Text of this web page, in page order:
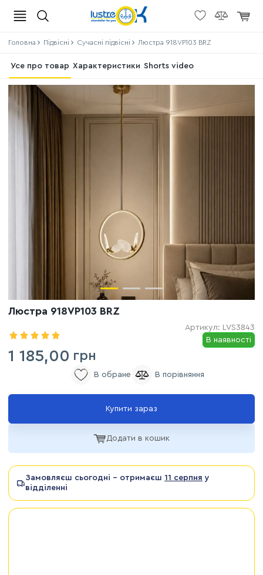
Головна Підвісні Сучасні підвісні Люстра 918VP103 BRZ
Усе про товар Характеристики Shorts video
Люстра 918VP103 BRZ
Артикул: LVS3843
В наявності
1 185,00 грн
Додати в кошик
Замовляєш сьогодні - отримаєш 11 серпня у
відділенні
Купити зараз